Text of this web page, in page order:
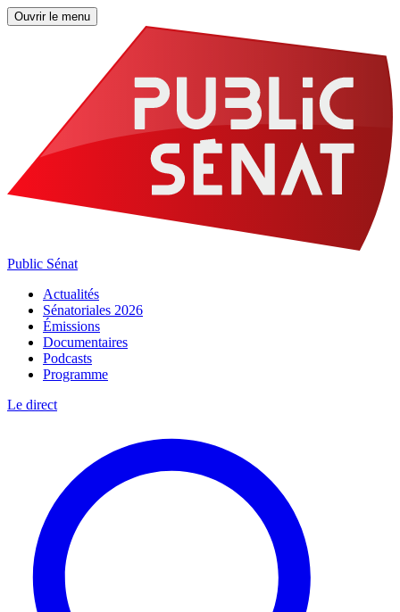
Ouvrir le menu
Public Sénat
Actualités
Sénatoriales 2026
Émissions
Documentaires
Podcasts
Programme
Le direct